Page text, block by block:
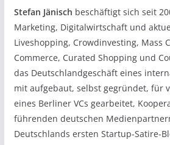
Stefan Jänisch beschäftigt sich seit
Marketing, Digitalwirtschaft und
Liveshopping, Crowdinvesting, Mass
Commerce, Curated Shopping und
das Deutschlandgeschäft eines
mit aufgebaut, selbst gegründet, für
eines Berliner VCs gearbeitet,
führenden deutschen
Deutschlands ersten Startup-Satire-